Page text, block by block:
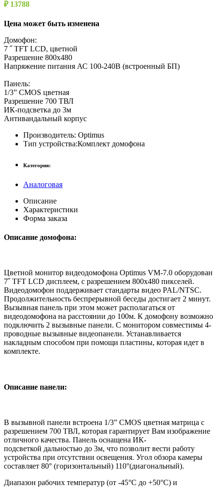
₽ 13788
Цена может быть изменена
Домофон:
7 ˝ TFT LCD, цветной
Разрешение 800х480
Напряжение питания АС 100-240В (встроенный БП)
Панель:
1/3” CMOS цветная
Разрешение 700 ТВЛ
ИК-подсветка до 3м
Антивандальный корпус
Производитель: Optimus
Тип устройства:Комплект домофона
Категория:
Аналоговая
Описание
Характеристики
Форма заказа
Описание домофона:
Цветной монитор видеодомофона Optimus VM-7.0 оборудован
7˝ TFT LCD дисплеем, с разрешением 800х480 пикселей.
Видеодомофон поддерживает стандарты видео PAL/NTSC.
Продолжительность беспрерывной беседы достигает 2 минут.
Вызывная панель при этом может располагаться от
видеодомофона на расстоянии до 100м. К домофону возможно
подключить 2 вызывные панели. С монитором совместимы 4-
проводные вызывные видеопанели. Устанавливается
накладным способом при помощи пластины, которая идет в
комплекте.
Описание панели:
В вызывной панели встроена 1/3” CMOS цветная матрица с
разрешением 700 ТВЛ, которая гарантирует Вам изображение
отличного качества. Панель оснащена ИК-
подсветкой дальностью до 3м, что позволит вести работу
устройства при отсутствии освещения. Угол обзора камеры
составляет 80° (горизонтальный) 110°(диагональный).
Диапазон рабочих температур (от -45°С до +50°С) и